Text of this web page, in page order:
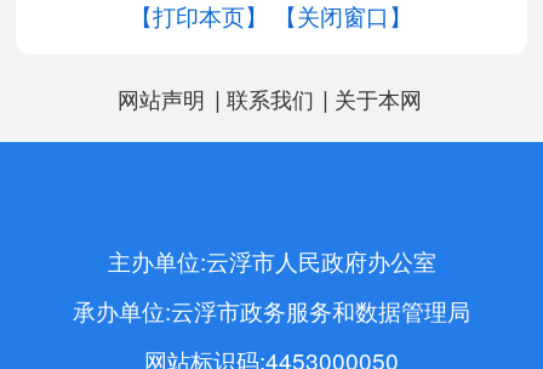
【打印本页】 【关闭窗口】
网站声明 | 联系我们 | 关于本网
主办单位:云浮市人民政府办公室
承办单位:云浮市政务服务和数据管理局
网站标识码:4453000050